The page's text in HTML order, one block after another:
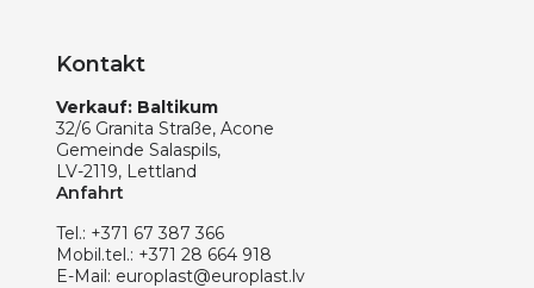
Kontakt
Verkauf: Baltikum
32/6 Granita Straße, Acone
Gemeinde Salaspils,
LV-2119, Lettland
Anfahrt
Tel.: +371 67 387 366
Mobil.tel.: +371 28 664 918
E-Mail: europlast@europlast.lv